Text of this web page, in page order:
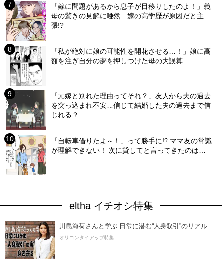
「嫁に問題があるから息子が目移りしたのよ！」義
母の驚きの見解に唖然…嫁の高学歴が原因だと主
張!?
「私が絶対に娘の可能性を開花させる…！」娘に高
額を注ぎ自分の夢を押しつけた母の大誤算
「元嫁と別れた理由ってそれ？」友人から夫の過去
を突っ込まれ不安…信じて結婚した夫の過去まで信
じれる？
「自転車借りたよ～！」って勝手に!? ママ友の常識
が理解できない！ 次に貸してと言ってきたのは…
eltha イチオシ特集
川島海荷さんと学ぶ 日常に潜む“人身取引”のリアル
オリコンタイアップ特集